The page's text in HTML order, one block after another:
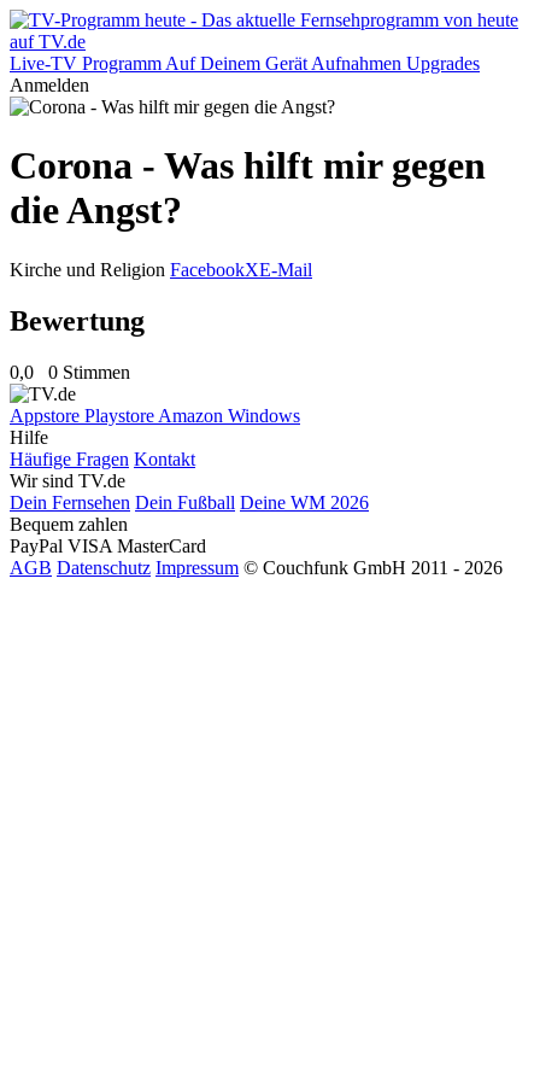
Live-TV Programm Auf Deinem Gerät Aufnahmen Upgrades
Anmelden
Corona - Was hilft mir gegen
die Angst?
Kirche und Religion FacebookXE-Mail
Bewertung
0,0 0 Stimmen
Appstore Playstore Amazon Windows
Hilfe
Häufige Fragen Kontakt
Wir sind TV.de
Dein Fernsehen Dein Fußball Deine WM 2026
Bequem zahlen
PayPal VISA MasterCard
AGB Datenschutz Impressum © Couchfunk GmbH 2011 - 2026